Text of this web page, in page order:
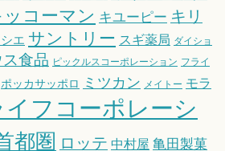
ッコーマン キユーピー キリ
エ サントリー スギ薬局 ダイショ
食品 ピックルスコーポレーション フライ
ポッカサッポロ ミツカン メイトー モラ
イフコーポレーシ
都圏 ロッテ 中村屋 亀田製菓